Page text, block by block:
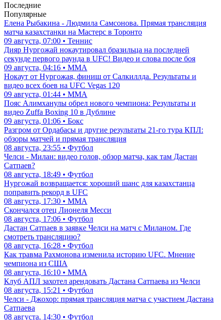
Последние
Популярные
Елена Рыбакина - Людмила Самсонова. Прямая трансляция
матча казахстанки на Мастерс в Торонто
09 августа, 07:00 • Теннис
Дияр Нургожай нокаутировал бразильца на последней
секунде первого раунда в UFC! Видео и слова после боя
09 августа, 04:16 • ММА
Нокаут от Нургожая, финиш от Салкиллда. Результаты и
видео всех боев на UFC Vegas 120
09 августа, 01:44 • ММА
Пояс Алимханулы обрел нового чемпиона: Результаты и
видео Zuffa Boxing 10 в Дублине
09 августа, 01:06 • Бокс
Разгром от Ордабасы и другие результаты 21-го тура КПЛ:
обзоры матчей и прямая трансляция
08 августа, 23:55 • Футбол
Челси - Милан: видео голов, обзор матча, как там Дастан
Сатпаев?
08 августа, 18:49 • Футбол
Нургожай возвращается: хороший шанс для казахстанца
поправить рекорд в UFC
08 августа, 17:30 • ММА
Скончался отец Лионеля Месси
08 августа, 17:06 • Футбол
Дастан Сатпаев в заявке Челси на матч с Миланом. Где
смотреть трансляцию?
08 августа, 16:28 • Футбол
Как травма Рахмонова изменила историю UFC. Мнение
чемпиона из США
08 августа, 16:10 • ММА
Клуб АПЛ захотел арендовать Дастана Сатпаева из Челси
08 августа, 15:21 • Футбол
Челси - Джохор: прямая трансляция матча с участием Дастана
Сатпаева
08 августа, 14:30 • Футбол